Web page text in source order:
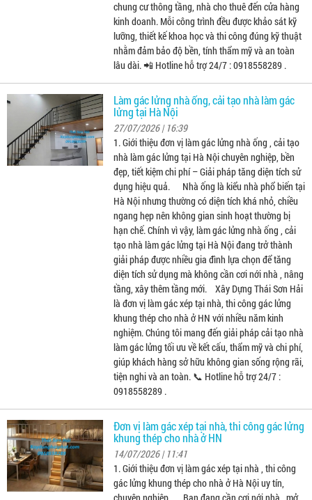
chung cư thông tầng, nhà cho thuê đến cửa hàng
kinh doanh. Mỗi công trình đều được khảo sát kỹ
lưỡng, thiết kế khoa học và thi công đúng kỹ thuật
nhằm đảm bảo độ bền, tính thẩm mỹ và an toàn
lâu dài. 📲 Hotline hỗ trợ 24/7 : 0918558289 .
Làm gác lửng nhà ống, cải tạo nhà làm gác
lửng tại Hà Nội
27/07/2026 | 16:39
1. Giới thiệu đơn vị làm gác lửng nhà ống , cải tạo
nhà làm gác lửng tại Hà Nội chuyên nghiệp, bền
đẹp, tiết kiệm chi phí – Giải pháp tăng diện tích sử
dụng hiệu quả. Nhà ống là kiểu nhà phổ biến tại
Hà Nội nhưng thường có diện tích khá nhỏ, chiều
ngang hẹp nên không gian sinh hoạt thường bị
hạn chế. Chính vì vậy, làm gác lửng nhà ống , cải
tạo nhà làm gác lửng tại Hà Nội đang trở thành
giải pháp được nhiều gia đình lựa chọn để tăng
diện tích sử dụng mà không cần cơi nới nhà , nâng
tầng, xây thêm tầng mới. Xây Dựng Thái Sơn Hải
là đơn vị làm gác xép tại nhà, thi công gác lửng
khung thép cho nhà ở HN với nhiều năm kinh
nghiệm. Chúng tôi mang đến giải pháp cải tạo nhà
làm gác lửng tối ưu về kết cấu, thẩm mỹ và chi phí,
giúp khách hàng sở hữu không gian sống rộng rãi,
tiện nghi và an toàn. 📞 Hotline hỗ trợ 24/7 :
0918558289 .
Đơn vị làm gác xép tại nhà, thi công gác lửng
khung thép cho nhà ở HN
14/07/2026 | 11:41
1. Giới thiệu đơn vị làm gác xép tại nhà , thi công
gác lửng khung thép cho nhà ở Hà Nội uy tín,